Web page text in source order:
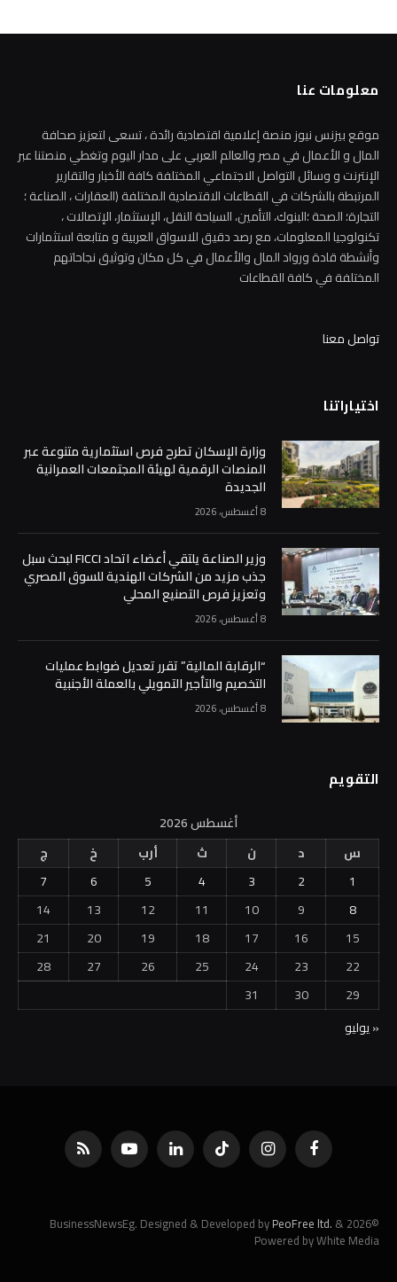
معلومات عنا
موقع بيزنس نيوز منصة إعلامية اقتصادية رائدة ، تسعى لتعزيز صحافة
المال و الأعمال في مصر والعالم العربي على مدار اليوم وتغطي منصتنا عبر
الإنترنت و وسائل التواصل الاجتماعي المختلفة كافة الأخبار والتقارير
المرتبطة بالشركات في القطاعات الاقتصادية المختلفة (العقارات ، الصناعة ؛
التجارة؛ الصحة ؛البنوك، التأمين، السياحة النقل، الإستثمار، الإتصالات ،
تكنولوجيا المعلومات، مع رصد دقيق للاسواق العربية و متابعة استثمارات
وأنشطة قادة ورواد المال والأعمال في كل مكان وتوثيق نجاحاتهم
المختلفة في كافة القطاعات
تواصل معنا
اختياراتنا
وزارة الإسكان تطرح فرص استثمارية متنوعة عبر
المنصات الرقمية لهيئة المجتمعات العمرانية
الجديدة
8 أغسطس، 2026
وزير الصناعة يلتقي أعضاء اتحاد FICCI لبحث سبل
جذب مزيد من الشركات الهندية للسوق المصري
وتعزيز فرص التصنيع المحلي
8 أغسطس، 2026
“الرقابة المالية” تقرر تعديل ضوابط عمليات
التخصيم والتأجير التمويلي بالعملة الأجنبية
8 أغسطس، 2026
التقويم
أغسطس 2026
س
د ن ث أرب خ
ج
1
2
3
4
5
6
7
8
9
10
11
12
13
14
15
16
17
18
19
20
21
22
23
24
25
26
27
28
29
30
31
« يوليو
فيسبوك الانستغرامتيكتوك لينكدإن يوتيوب RSS
©2026 BusinessNewsEg. Designed & Developed by
PeoFree ltd. &
Powered by White Media